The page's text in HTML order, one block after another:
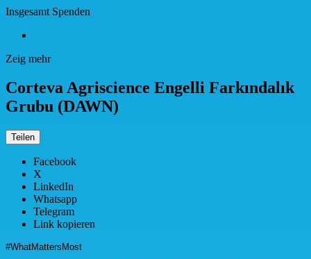
Insgesamt Spenden
Zeig mehr
Corteva Agriscience Engelli Farkındalık
Grubu (DAWN)
Teilen
Facebook
X
LinkedIn
Whatsapp
Telegram
Link kopieren
#WhatMattersMost